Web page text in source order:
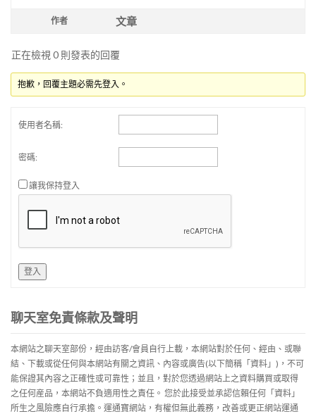
作者 文章
正在檢視 0 則發表的回覆
抱歉，回覆主題必需先登入。
使用者名稱:
密碼:
讓我保持登入
登入
聊天室免責條款及聲明
本網站之聊天室部份，經由訪客/會員自行上載，本網站對於任何、經由、或聯
結、下載或從任何與本網站有關之資訊、內容或廣告(以下簡稱「資料」)，不可
能保證其內容之正確性或可靠性；並且，對於您透過網站上之資料購買或取得
之任何産品，本網站不負適用性之責任。 您於此接受並承認信賴任何「資料」
所生之風險應自行承擔。運通寶網站，有權但無此義務，改善或更正網站運通